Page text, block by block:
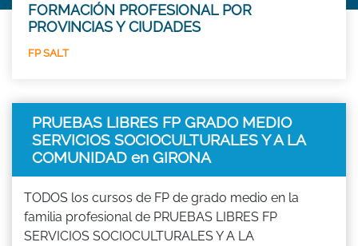
FORMACIÓN PROFESIONAL POR
PROVINCIAS Y CIUDADES
FP SALT
PRUEBAS LIBRES FP GRADO MEDIO
SERVICIOS SOCIOCULTURALES Y A LA
COMUNIDAD en GIRONA
TODOS los cursos de FP de grado medio en la
familia profesional de PRUEBAS LIBRES FP
SERVICIOS SOCIOCULTURALES Y A LA